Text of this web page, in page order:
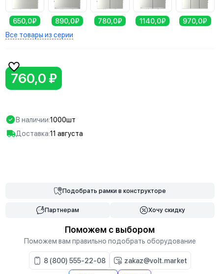
650,0₽ 890,0₽ 780,0₽ 1140,0₽
970,0₽
Все товары из серии
760,0 ₽
В наличии:1000шт
Доставка:11 августа
Подобрать рамкив конструкторе
Партнерам Хочу скидку
Поможем с выбором
Поможем вам правильно подобрать оборудование
8 (800) 555-22-08 zakaz@volt.market